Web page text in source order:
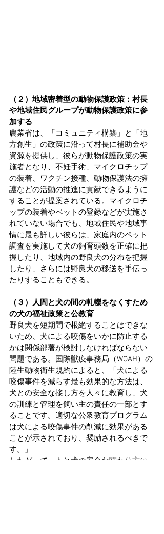
（２）地域密着型の動物保護政策：村長
や地域住民グループが動物保護政策に参
加する
農業省は、「コミュニティ構築」と「地
方創生」の政策に沿って村長に補助金や
資源を提供し、彼らが動物保護政策の実
施者となり、不妊手術、マイクロチップ
の装着、ワクチン接種、動物保護法の擁
護などの活動の推進に貢献できるように
することが提案されている。マイクロチ
ップの装着やペットの登録などが実施さ
れていない場合でも、地域住民や地域事
情に最も詳しい彼らは、家庭内のペット
調査を実施して犬の飼育頭数を正確に把
握したり、地域内の野良犬の分布を把握
したり、さらには野良犬の移送を手伝っ
たりすることもできる。
（３）人間と犬の間の軋轢をなくすため
の犬の福祉政策と公教育
野良犬を短期間で根絶することはできな
いため、犬による咬傷をいかに防止する
かは関係部署が検討しなければならない
問題である。国際獣疫事務局（WOAH）の
陸生動物衛生規約によると、「犬による
咬傷事件を減らす最も効果的な方法は、
犬との安全な接し方を人々に教育し、犬
の訓練と管理を飼い主の責任の一部とす
ることです。適切な公衆教育プログラム
は犬による咬傷事件の削減に効果がある
ことが示されており、奨励されるべきで
す。」
したがって、人と犬の安全な関わり方に